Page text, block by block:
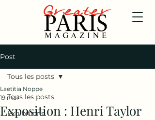
Post
Tous les posts
Exhibitions
Tous les posts
Exposition : Henri Taylor
Laetitia Noppe
19 mai